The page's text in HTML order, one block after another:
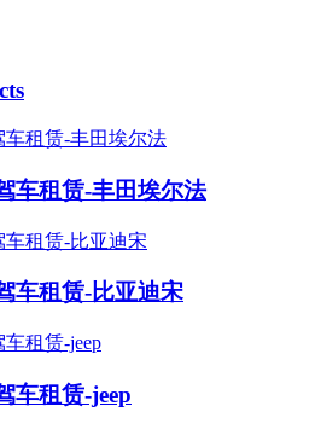
车租赁-丰田埃尔法
车租赁-比亚迪宋
车租赁-jeep